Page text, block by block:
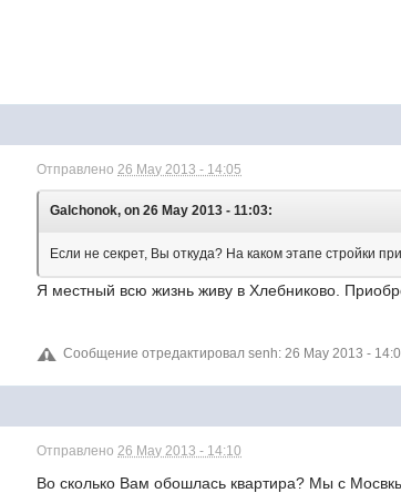
Отправлено26 May 2013 - 14:05
Galchonok, on 26 May 2013 - 11:03:
Если не секрет, Вы откуда? На каком этапе стройки
Я местный всю жизнь живу в Хлебниково.
Сообщение отредактировал senh: 26 May 2013 -
Отправлено26 May 2013 - 14:10
Во сколько Вам обошлась квартира? Мы с